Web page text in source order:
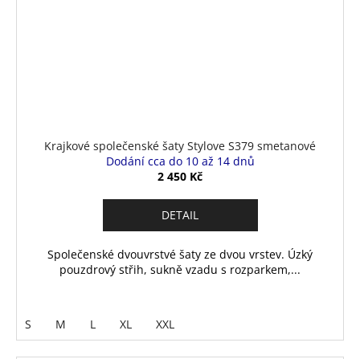
Krajkové společenské šaty Stylove S379 smetanové
Dodání cca do 10 až 14 dnů
2 450 Kč
DETAIL
Společenské dvouvrstvé šaty ze dvou vrstev. Úzký
pouzdrový střih, sukně vzadu s rozparkem,...
S M L XL XXL